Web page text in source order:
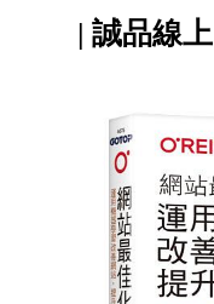
| 誠品線上